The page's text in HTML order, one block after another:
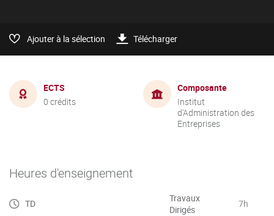
Ajouter à la sélection Télécharger
ECTS
0 crédits
Composante
Institut
d'Administration des
Entreprises
Heures d'enseignement
TD
Travaux
Dirigés
7h